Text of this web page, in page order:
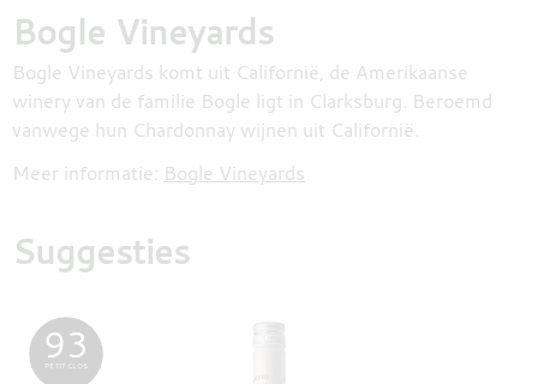
Bogle Vineyards
Bogle Vineyards komt uit Californië, de Amerikaanse
winery van de familie Bogle ligt in Clarksburg. Beroemd
vanwege hun Chardonnay wijnen uit Californië.
Meer informatie: Bogle Vineyards
Suggesties
93
PETIT CLOS